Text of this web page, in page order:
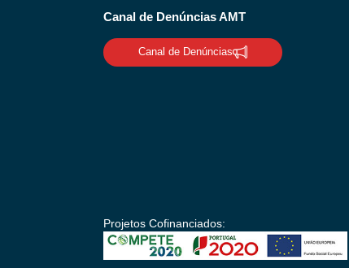
Canal de Denúncias AMT
Canal de Denúncias
Projetos Cofinanciados: